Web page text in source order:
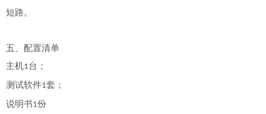
短路。
五、配置清单
主机1台；
测试软件1套；
说明书1份